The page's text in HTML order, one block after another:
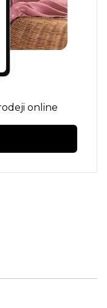
online